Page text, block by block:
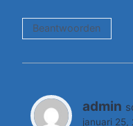
Beantwoorden
admin
januari 25,